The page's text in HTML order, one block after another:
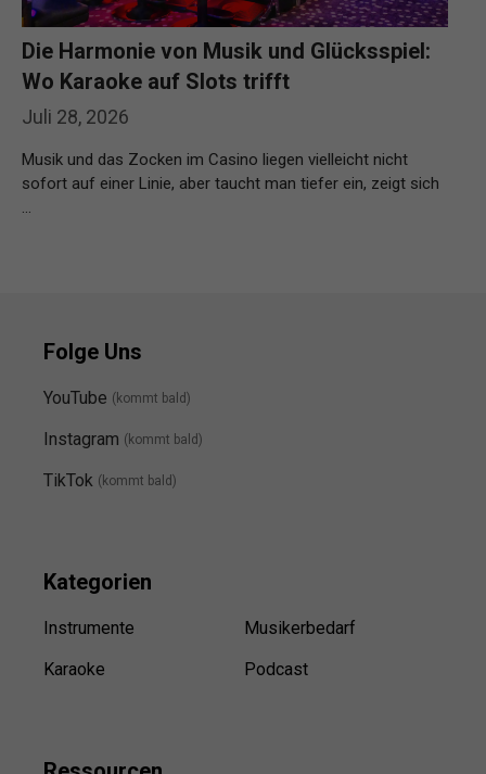
Juli 28, 2026
Die Harmonie von Musik und Glücksspiel:
Wo Karaoke auf Slots trifft
Musik und das Zocken im Casino liegen vielleicht nicht
sofort auf einer Linie, aber taucht man tiefer ein, zeigt sich
…
Folge Uns
YouTube (kommt bald)
Instagram (kommt bald )
TikTok (kommt bald)
Kategorien
Instrumente
Karaoke
Musikerbedarf
Podcast